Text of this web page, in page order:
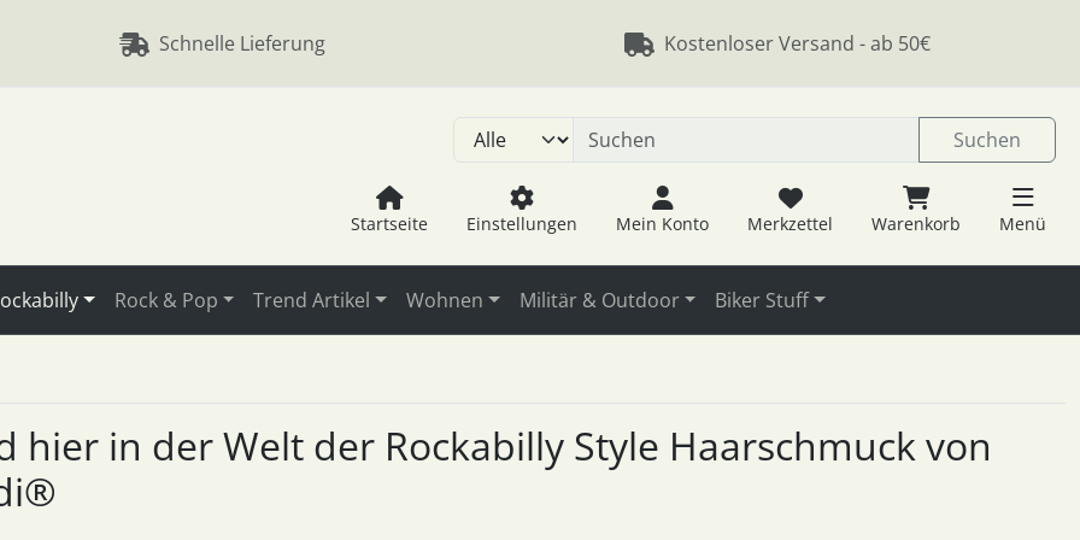
Schnelle Lieferung Kostenloser Versand - ab 50€
Suchen
Startseite Einstellungen Mein Konto Merkzettel Warenkorb Menü
Rock & Pop Trend Artikel Wohnen Militär & Outdoor Biker Stuff
hier in der Welt der Rockabilly Style Haarschmuck von